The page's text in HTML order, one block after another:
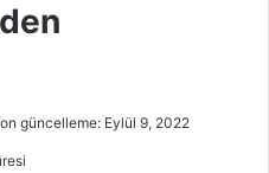
güncelleme: Eylül 9, 2022